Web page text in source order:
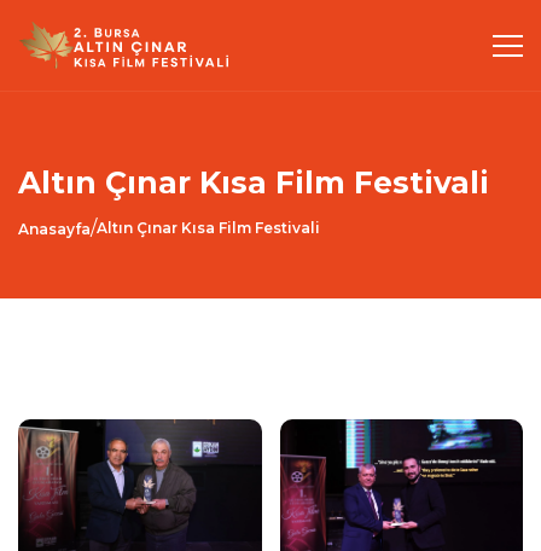
Altın Çınar Kısa Film Festivali
Anasayfa/Altın Çınar Kısa Film Festivali